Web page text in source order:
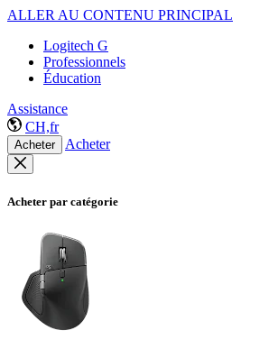
ALLER AU CONTENU PRINCIPAL
Logitech G
Professionnels
Éducation
Assistance
CH,fr
Acheter Acheter
Acheter par catégorie